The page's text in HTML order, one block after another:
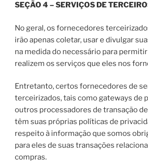
SEÇÃO 4 – SERVIÇOS DE
No geral, os fornecedores
irão apenas coletar, usar e divulgar
na medida do necessário para
realizem os serviços que eles nos
Entretanto, certos fornecedores de
terceirizados, tais como gateways de
outros processadores de transação
têm suas próprias políticas de
respeito à informação que somos
para eles de suas transações
compras.